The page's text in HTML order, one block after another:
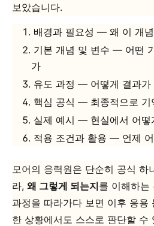
보았습니다.
배경과 필요성 — 왜 이 개
기본 개념 및 변수 — 어떤
가
유도 과정 — 어떻게 결과가
핵심 공식 — 최종적으로 기
실제 예시 — 현실에서 어떻
적용 조건과 활용 — 언제
모어의 응력원은 단순히 공식 하
라, 왜 그렇게 되는지를 이해하는
과정을 따라가다 보면 이후 응용
한 상황에서도 스스로 판단할 수